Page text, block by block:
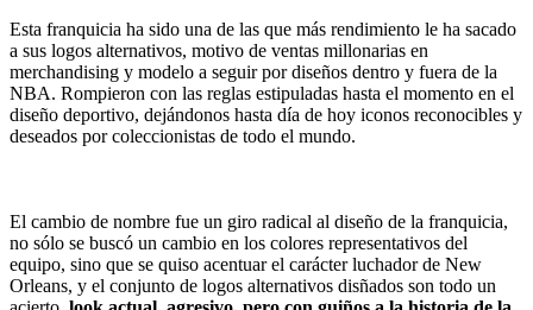
Esta franquicia ha sido una de las que más rendimiento le ha sacado
a sus logos alternativos, motivo de ventas millonarias en
merchandising y modelo a seguir por diseños dentro y fuera de la
NBA. Rompieron con las reglas estipuladas hasta el momento en el
diseño deportivo, dejándonos hasta día de hoy iconos reconocibles y
deseados por coleccionistas de todo el mundo.
El cambio de nombre fue un giro radical al diseño de la franquicia,
no sólo se buscó un cambio en los colores representativos del
equipo, sino que se quiso acentuar el carácter luchador de New
Orleans, y el conjunto de logos alternativos disñados son todo un